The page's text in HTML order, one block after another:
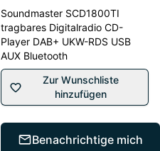
Soundmaster SCD1800TI
tragbares Digitalradio CD-
Player DAB+ UKW-RDS USB
AUX Bluetooth
Zur Wunschliste
hinzufügen
Benachrichtige mich